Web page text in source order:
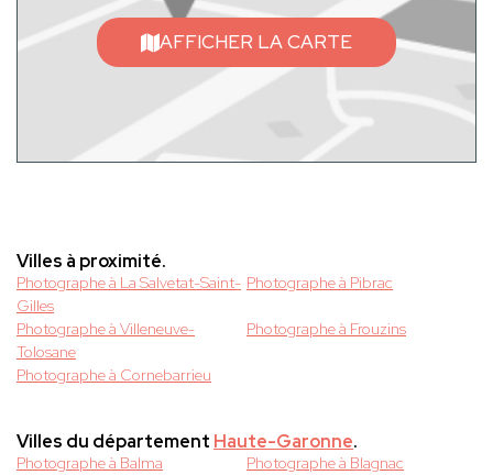
AFFICHER LA CARTE
Villes à proximité.
Photographe à La Salvetat-Saint-
Gilles
Photographe à Pibrac
Photographe à Villeneuve-
Tolosane
Photographe à Frouzins
Photographe à Cornebarrieu
Villes du département Haute-Garonne.
Photographe à Balma
Photographe à Blagnac